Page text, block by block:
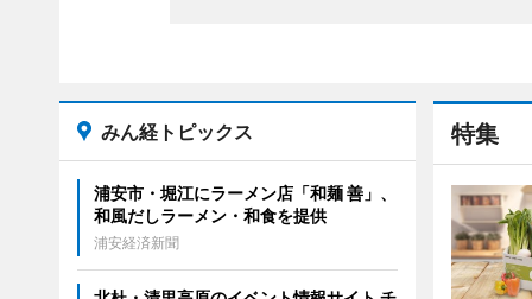
特集
みん経トピックス
浦安市・堀江にラーメン店「和麺 善」、
和風だしラーメン・和食を提供
浦安経済新聞